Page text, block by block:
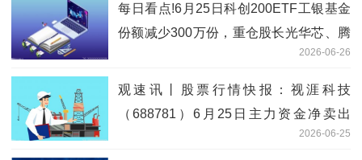
每日看点!6月25日科创200ETF工银基金
份额减少300万份，重仓股长光华芯、腾
2026-06-26
观速讯丨股票行情快报：视涯科技
（688781）6月25日主力资金净卖出
2026-06-25